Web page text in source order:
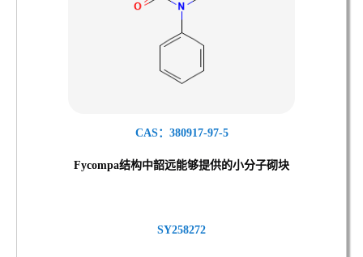
CAS：380917-97-5
Fycompa结构中韶远能够提供的小分子砌块
SY258272